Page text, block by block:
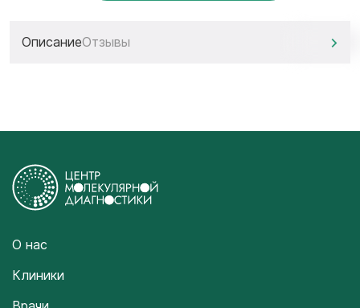
ОписаниеОтзывы
О нас
Клиники